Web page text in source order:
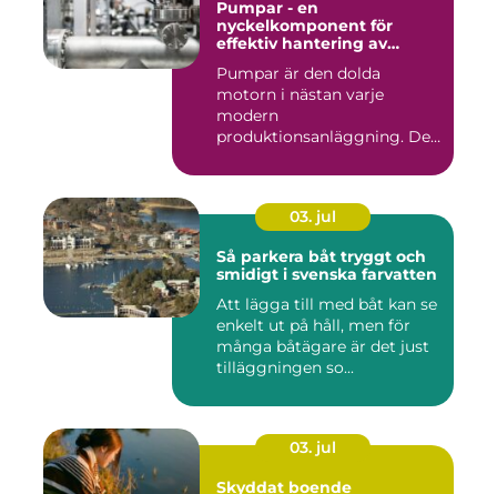
Pumpar - en
nyckelkomponent för
effektiv hantering av
Pumpar är den dolda
motorn i nästan varje
modern
produktionsanläggning. De
03. jul
Så parkera båt tryggt och
smidigt i svenska farvatten
Att lägga till med båt kan se
enkelt ut på håll, men för
många båtägare är det just
tilläggningen so...
03. jul
Skyddat boende